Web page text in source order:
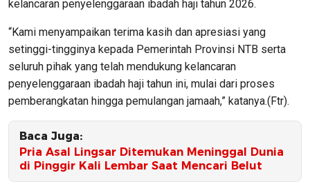
kelancaran penyelenggaraan ibadah haji tahun 2026.
“Kami menyampaikan terima kasih dan apresiasi yang
setinggi-tingginya kepada Pemerintah Provinsi NTB serta
seluruh pihak yang telah mendukung kelancaran
penyelenggaraan ibadah haji tahun ini, mulai dari proses
pemberangkatan hingga pemulangan jamaah,” katanya.(Ftr).
Baca Juga:
Pria Asal Lingsar Ditemukan Meninggal Dunia
di Pinggir Kali Lembar Saat Mencari Belut